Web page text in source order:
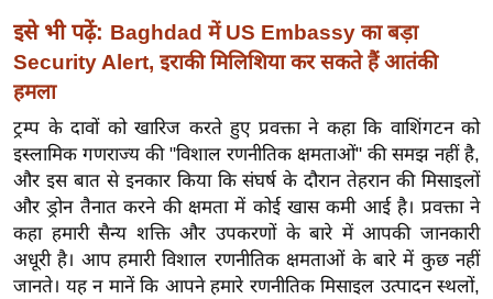
ल
श
ख्सि
य
त
यं
ग
इं
डि
या
इसे भी पढ़ें: Baghdad में US Embassy का बड़ा
Security Alert, इराकी मिलिशिया कर सकते हैं आतंकी
हमला
ट्रम्प के दावों को खारिज करते हुए प्रवक्ता ने कहा कि वाशिंगटन को
इस्लामिक गणराज्य की "विशाल रणनीतिक क्षमताओं" की समझ नहीं है,
और इस बात से इनकार किया कि संघर्ष के दौरान तेहरान की मिसाइलों
और ड्रोन तैनात करने की क्षमता में कोई खास कमी आई है। प्रवक्ता ने
कहा हमारी सैन्य शक्ति और उपकरणों के बारे में आपकी जानकारी
अधूरी है। आप हमारी विशाल रणनीतिक क्षमताओं के बारे में कुछ नहीं
जानते। यह न मानें कि आपने हमारे रणनीतिक मिसाइल उत्पादन स्थलों,